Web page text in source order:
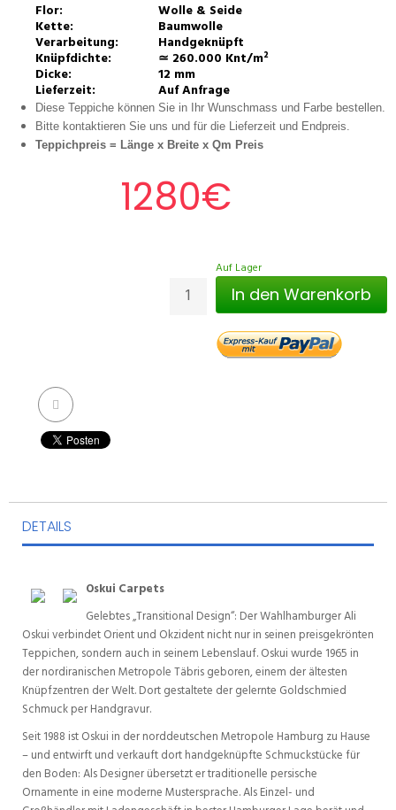
Flor: Wolle & Seide
Kette: Baumwolle
Verarbeitung: Handgeknüpft
Knüpfdichte: ≃ 260.000 Knt/m²
Dicke: 12 mm
Lieferzeit: Auf Anfrage
Diese Teppiche können Sie in Ihr Wunschmass und Farbe bestellen.
Bitte kontaktieren Sie uns und für die Lieferzeit und Endpreis.
Teppichpreis = Länge x Breite x Qm Preis
1280€
Auf Lager
In den Warenkorb
DETAILS
Oskui Carpets
Gelebtes „Transitional Design“: Der Wahlhamburger Ali
Oskui verbindet Orient und Okzident nicht nur in seinen preisgekrönten
Teppichen, sondern auch in seinem Lebenslauf. Oskui wurde 1965 in
der nordiranischen Metropole Täbris geboren, einem der ältesten
Knüpfzentren der Welt. Dort gestaltete der gelernte Goldschmied
Schmuck per Handgravur.
Seit 1988 ist Oskui in der norddeutschen Metropole Hamburg zu Hause
– und entwirft und verkauft dort handgeknüpfte Schmuckstücke für
den Boden: Als Designer übersetzt er traditionelle persische
Ornamente in eine moderne Mustersprache. Als Einzel- und